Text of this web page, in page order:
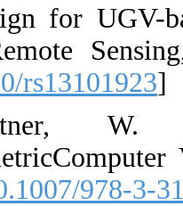
network
buildings.
[DOI:10.3390/
34.
458. [